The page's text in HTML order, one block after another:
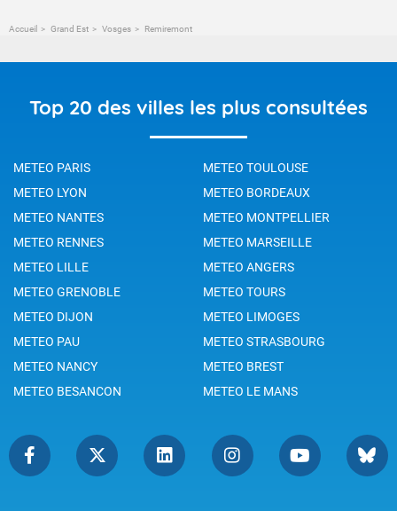
Accueil Grand Est Vosges Remiremont
Top 20 des villes les plus consultées
METEO PARIS
METEO TOULOUSE
METEO LYON
METEO BORDEAUX
METEO NANTES
METEO MONTPELLIER
METEO RENNES
METEO MARSEILLE
METEO LILLE
METEO ANGERS
METEO GRENOBLE
METEO TOURS
METEO DIJON
METEO LIMOGES
METEO PAU
METEO STRASBOURG
METEO NANCY
METEO BREST
METEO BESANCON
METEO LE MANS